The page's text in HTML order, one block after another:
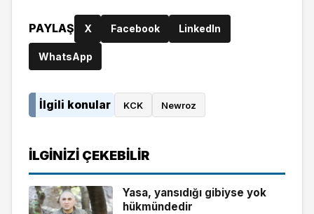
PAYLAŞ X Facebook LinkedIn
WhatsApp
İlgili konular KCK Newroz
İLGINIZI ÇEKEBILIR
Yasa, yansıdığı gibiyse yok
hükmündedir